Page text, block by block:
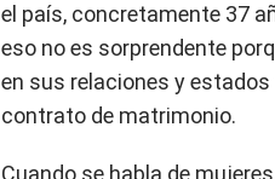
el país, concretamente 37
eso no es sorprendente
en sus relaciones y
contrato de matrimonio.
Cuando se habla de